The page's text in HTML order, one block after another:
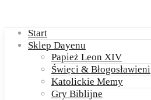
Start
Sklep Dayenu
Papież Leon XIV
Święci & Błogosławieni
Katolickie Memy
Gry Biblijne